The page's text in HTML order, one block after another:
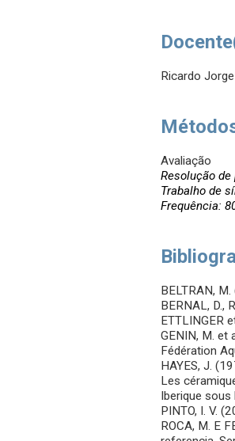
Ricardo
Avaliação
Resolução de
Trabalho de
Frequência:
BELTRAN,
BERNAL, D.,
ETTLINGER
GENIN, M. et
Fédération
HAYES, J.
Les
Iberique
PINTO, I. V.
ROCA, M. E